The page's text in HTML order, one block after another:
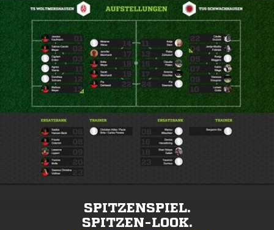
SPITZENSPIEL.
SPITZEN-LOOK.